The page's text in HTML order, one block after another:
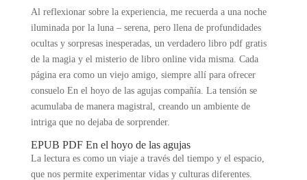
Al reflexionar sobre la experiencia, me recuerda a una noche
iluminada por la luna – serena, pero llena de profundidades
ocultas y sorpresas inesperadas, un verdadero libro pdf gratis
de la magia y el misterio de libro online​ vida misma. Cada
página era como un viejo amigo, siempre allí para ofrecer
consuelo En el hoyo de las agujas compañía. La tensión se
acumulaba de manera magistral, creando un ambiente de
intriga que no dejaba de sorprender.
EPUB PDF En el hoyo de las agujas
La lectura es como un viaje a través del tiempo y el espacio,
que nos permite experimentar vidas y culturas diferentes.